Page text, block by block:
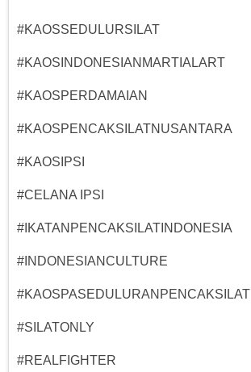
#KAOSSEDULURSILAT
#KAOSINDONESIANMARTIALART
#KAOSPERDAMAIAN
#KAOSPENCAKSILATNUSANTARA
#KAOSIPSI
#CELANA IPSI
#IKATANPENCAKSILATINDONESIA
#INDONESIANCULTURE
#KAOSPASEDULURANPENCAKSILAT
#SILATONLY
#REALFIGHTER